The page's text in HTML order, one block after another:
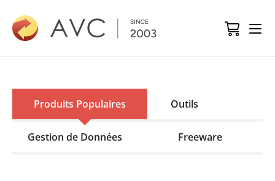
Produits Populaires Outils
Gestion de Données Freeware